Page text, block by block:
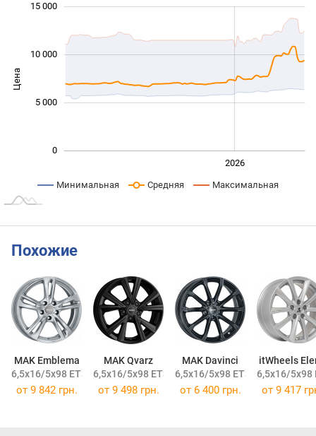
Цена
0
10 000
15 000
5 000
2026
Минимальная Средняя Максимальная
Похожие
MAK Emblema
6,5x16/5x98 ET39 DIA58,1
MAK Qvarz
6,5x16/5x98 ET39 DIA58,1
MAK Davinci
6,5x16/5x98 ET39 DIA58,1
itWheels
6,5x16/5x98
от 9 842 грн. от 9 498 грн. от 6 400 грн. от 9 417